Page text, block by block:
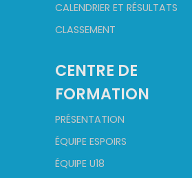
CALENDRIER ET RÉSULTATS
CLASSEMENT
CENTRE DE
FORMATION
PRÉSENTATION
ÉQUIPE ESPOIRS
ÉQUIPE U18